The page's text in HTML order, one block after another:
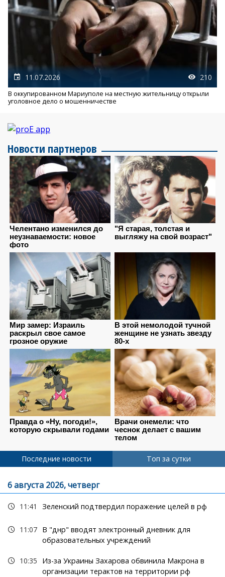
11.07.2026 210
В оккупированном Мариуполе на местную жительницу открыли
уголовное дело о мошенничестве
Новости партнеров
Последние новости Топ за сутки
6 августа 2026, четверг
11:41 Зеленский подтвердил поражение целей в рф
11:07 В "днр" вводят электронный дневник для
образовательных учреждений
10:35
Из-за Украины Захарова обвинила Макрона в
организации терактов на территории рф